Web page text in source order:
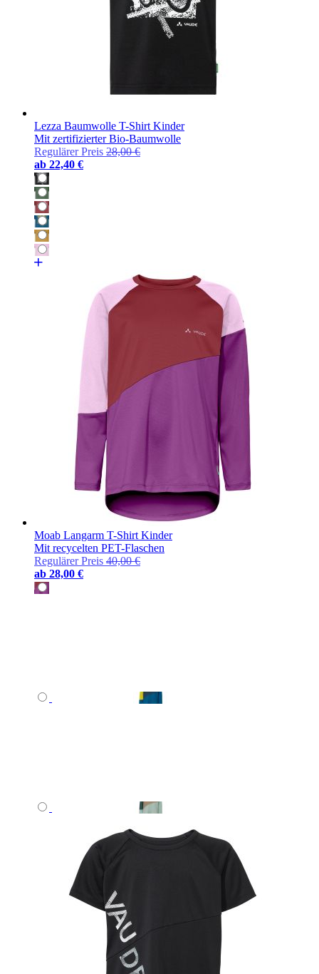
Lezza Baumwolle T-Shirt Kinder
Mit zertifizierter Bio-Baumwolle
Regulärer Preis 28,00 €
ab 22,40 €
Moab Langarm T-Shirt Kinder
Mit recycelten PET-Flaschen
Regulärer Preis 40,00 €
ab 28,00 €